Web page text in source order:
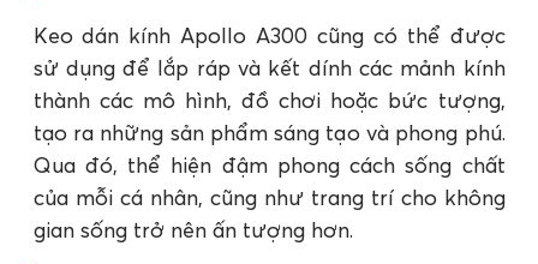
Keo dán kính Apollo A300 cũng có thể được
sử dụng để lắp ráp và kết dính các mảnh kính
thành các mô hình, đồ chơi hoặc bức tượng,
tạo ra những sản phẩm sáng tạo và phong phú.
Qua đó, thể hiện đậm phong cách sống chất
của mỗi cá nhân, cũng như trang trí cho không
gian sống trở nên ấn tượng hơn.